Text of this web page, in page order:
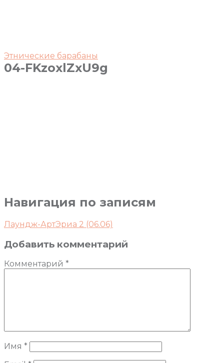
Этнические барабаны
04-FKzoxlZxU9g
Навигация по записям
Лаундж-АртЭриа 2 (06.06)
Добавить комментарий
Комментарий *
Имя *